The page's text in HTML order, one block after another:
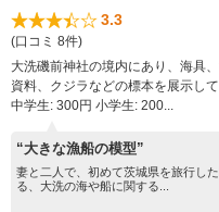
3.3
(口コミ 8件)
大洗磯前神社の境内にあり、海具
資料、クジラなどの標本を展示し
中学生: 300円 小学生: 200...
“大きな漁船の模型”
妻と二人で、初めて茨城県を旅行し
る、大洗の海や船に関する...